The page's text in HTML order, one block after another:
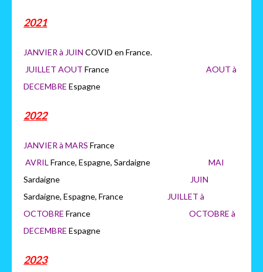
2021
JANVIER à JUIN COVID en France.
JUILLET AOUT France AOUT à
DECEMBRE Espagne
2022
JANVIER à MARS France
AVRIL France, Espagne, Sardaigne MAI
Sardaigne
JUIN
Sardaigne, Espagne, France
JUILLET à
OCTOBRE France OCTOBRE à
DECEMBRE Espagne
2023